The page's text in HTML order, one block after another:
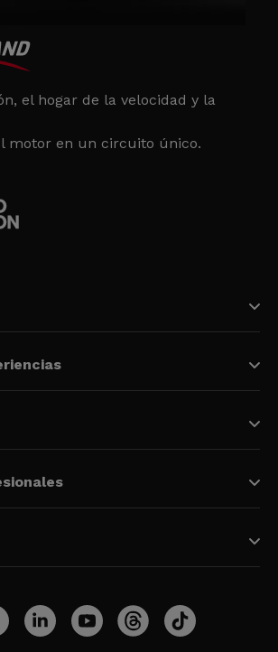
el hogar de la velocidad y la
motor en un circuito único.